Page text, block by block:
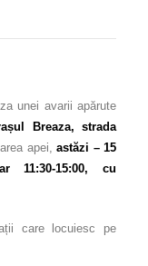
unei avarii apărute
Breaza, strada
apei,astăzi – 15
11:30-15:00, cu
care locuiesc pe